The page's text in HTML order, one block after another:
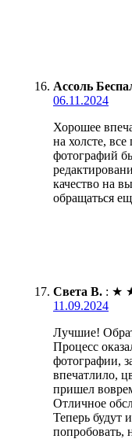
Ассоль
06.11.2024
Хорошее
на холсте,
фотографий
качество на
обращаться
Света В. : ★
11.09.2024
Лучшие!
Процесс
фотографии,
впечатлило,
пришел
Отличное
Теперь будут
попробовать,